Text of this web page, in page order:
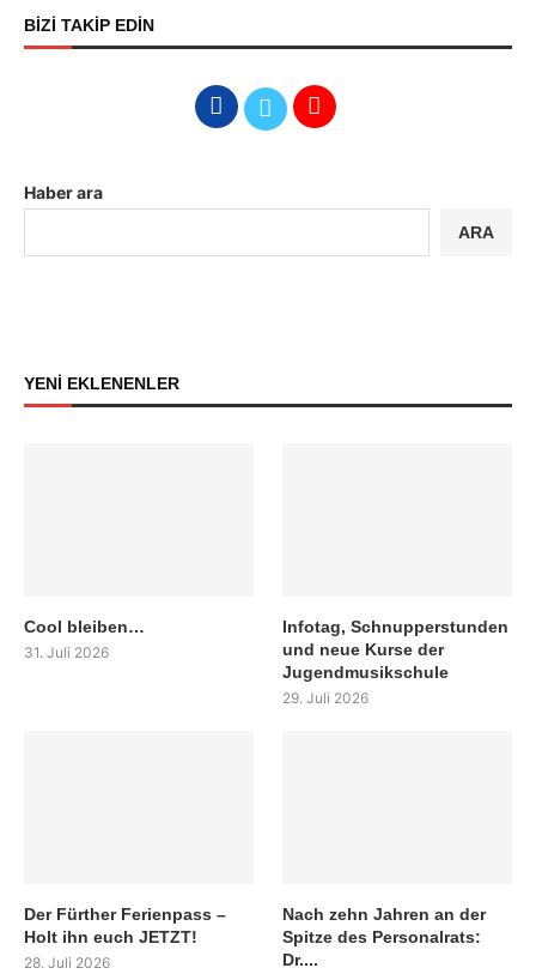
BİZİ TAKİP EDİN
Haber ara
ARA
YENİ EKLENENLER
Cool bleiben…
31. Juli 2026
Infotag, Schnupperstunden
und neue Kurse der
Jugendmusikschule
29. Juli 2026
Der Fürther Ferienpass –
Holt ihn euch JETZT!
28. Juli 2026
Nach zehn Jahren an der
Spitze des Personalrats:
Dr....